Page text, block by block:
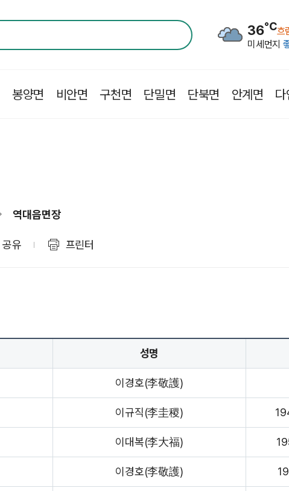
36℃흐
미세먼지
봉양면 비안면 구천면 단밀면 단북면 안계면 다
역대읍면장
공유 프린터
성명
이경호(李敬護)
이규직(李圭稷)
이대복(李大福)
이경호(李敬護)